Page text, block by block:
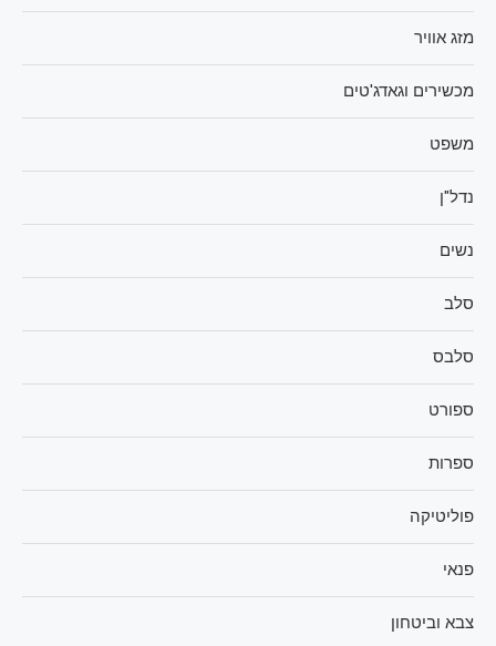
מזג אוויר
מכשירים וגאדג'טים
משפט
נדל"ן
נשים
סלב
סלבס
ספורט
ספרות
פוליטיקה
פנאי
צבא וביטחון